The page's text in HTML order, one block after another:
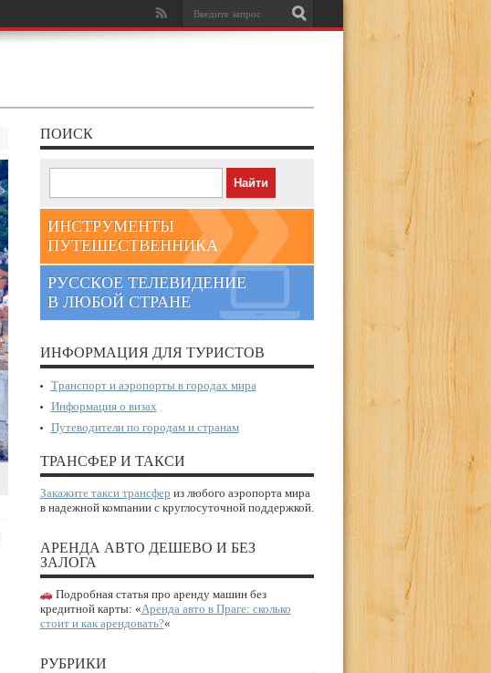
ПОИСК
ИНСТРУМЕНТЫ
ПУТЕШЕСТВЕННИКА
РУССКОЕ ТЕЛЕВИДЕНИЕ
В ЛЮБОЙ СТРАНЕ
ИНФОРМАЦИЯ ДЛЯ ТУРИСТОВ
Транспорт и аэропорты в городах мира
Информация о визах
Путеводители по городам и странам
ТРАНСФЕР И ТАКСИ
Закажите такси трансфер из любого аэропорта мира
в надежной компании с круглосуточной поддержкой.
АРЕНДА АВТО ДЕШЕВО И БЕЗ
ЗАЛОГА
Подробная статья про аренду машин без
кредитной карты: «Аренда авто в Праге: сколько
стоит и как арендовать?«
РУБРИКИ